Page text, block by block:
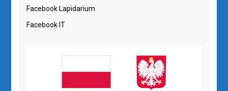
Facebook Lapidarium
Facebook IT